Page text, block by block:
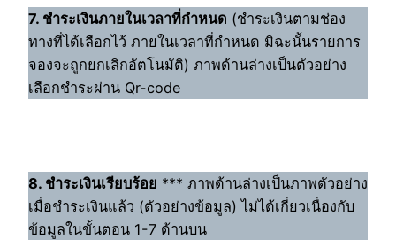
7. ชำระเงินภายในเวลาที่กำหนด (ชำระเงินตามช่อง
ทางที่ได้เลือกไว้ ภายในเวลาที่กำหนด มิฉะนั้นรายการ
จองจะถูกยกเลิกอัตโนมัติ) ภาพด้านล่างเป็นตัวอย่าง
เลือกชำระผ่าน Qr-code
8. ชำระเงินเรียบร้อย *** ภาพด้านล่างเป็นภาพตัวอย่าง
เมื่อชำระเงินแล้ว (ตัวอย่างข้อมูล) ไม่ได้เกี่ยวเนื่องกับ
ข้อมูลในขั้นตอน 1-7 ด้านบน